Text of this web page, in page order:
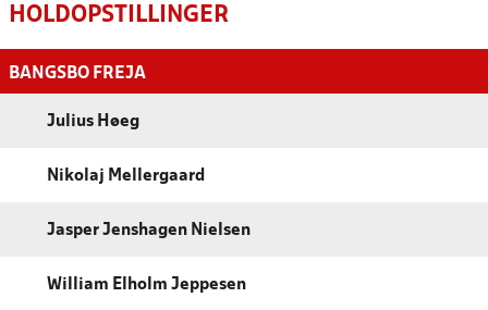
HOLDOPSTILLINGER
BANGSBO FREJA
Julius Høeg
Nikolaj Mellergaard
Jasper Jenshagen Nielsen
William Elholm Jeppesen